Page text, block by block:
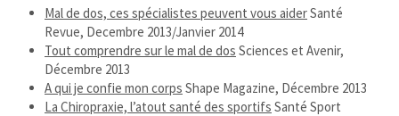
Mal de dos, ces spécialistes peuvent vous aiderSanté
Revue, Decembre 2013/Janvier 2014
Tout comprendre sur le mal de dos Sciences et Avenir,
Décembre 2013
A qui je confie mon corps Shape Magazine, Décembre 2013
La Chiropraxie, l’atout santé des sportifs Santé Sport